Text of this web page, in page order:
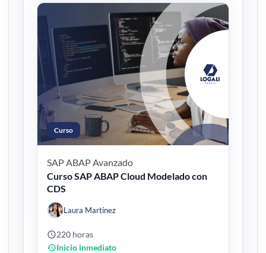
Curso
SAP ABAPAvanzado
Curso SAP ABAP Cloud Modelado con
CDS
Laura Martínez
220 horas
Inicio inmediato